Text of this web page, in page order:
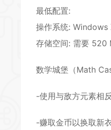
最低配置:
操作系统: Windows
存储空间: 需要 520
数学城堡（Math
-使用与敌方元素相
-赚取金币以换取新